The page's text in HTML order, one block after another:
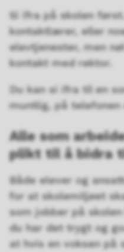
Si ifra på skolen
kontaktlærer, eller
elevtjenester, men
kontakt med rektor.
Du kan si ifra til en
muntlig, på
Alle som
plikt til å bidra
Både elever og
for at skolemiljøet
som jobber på
du har det trygt og
at hvis en voksen på